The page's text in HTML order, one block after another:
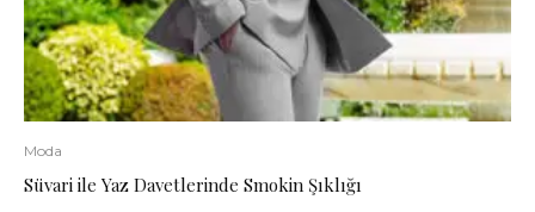
Moda
Süvari ile Yaz Davetlerinde Smokin Şıklığı